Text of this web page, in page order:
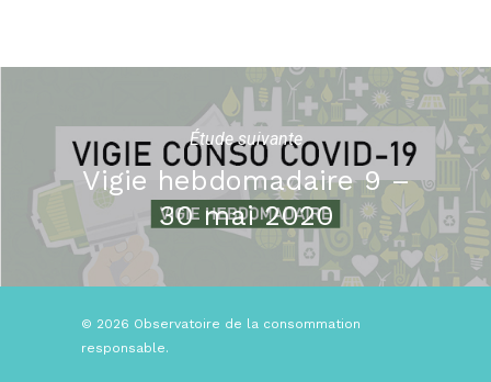
Étude suivante
Vigie hebdomadaire 9 –
30 mai 2020
© 2026 Observatoire de la consommation
responsable.